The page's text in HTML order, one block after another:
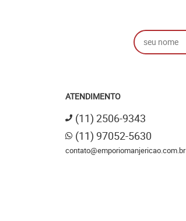
ATENDIMENTO
(11) 2506-9343
(11) 97052-5630
contato@emporiomanjericao.com.br